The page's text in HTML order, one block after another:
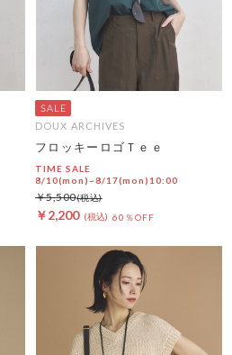
DOUX ARCHIVES
フロッキーロゴＴｅｅ
TIME SALE
8/10(mon)~8/17(mon)10:00
￥2,200 60％OFF
￥5,500